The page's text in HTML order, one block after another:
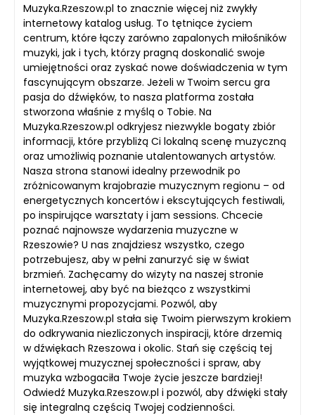
Muzyka.Rzeszow.pl to znacznie więcej niż zwykły
internetowy katalog usług. To tętniące życiem
centrum, które łączy zarówno zapalonych miłośników
muzyki, jak i tych, którzy pragną doskonalić swoje
umiejętności oraz zyskać nowe doświadczenia w tym
fascynującym obszarze. Jeżeli w Twoim sercu gra
pasja do dźwięków, to nasza platforma została
stworzona właśnie z myślą o Tobie. Na
Muzyka.Rzeszow.pl odkryjesz niezwykle bogaty zbiór
informacji, które przybliżą Ci lokalną scenę muzyczną
oraz umożliwią poznanie utalentowanych artystów.
Nasza strona stanowi idealny przewodnik po
zróżnicowanym krajobrazie muzycznym regionu – od
energetycznych koncertów i ekscytujących festiwali,
po inspirujące warsztaty i jam sessions. Chcecie
poznać najnowsze wydarzenia muzyczne w
Rzeszowie? U nas znajdziesz wszystko, czego
potrzebujesz, aby w pełni zanurzyć się w świat
brzmień. Zachęcamy do wizyty na naszej stronie
internetowej, aby być na bieżąco z wszystkimi
muzycznymi propozycjami. Pozwól, aby
Muzyka.Rzeszow.pl stała się Twoim pierwszym krokiem
do odkrywania niezliczonych inspiracji, które drzemią
w dźwiękach Rzeszowa i okolic. Stań się częścią tej
wyjątkowej muzycznej społeczności i spraw, aby
muzyka wzbogaciła Twoje życie jeszcze bardziej!
Odwiedź Muzyka.Rzeszow.pl i pozwól, aby dźwięki stały
się integralną częścią Twojej codzienności.